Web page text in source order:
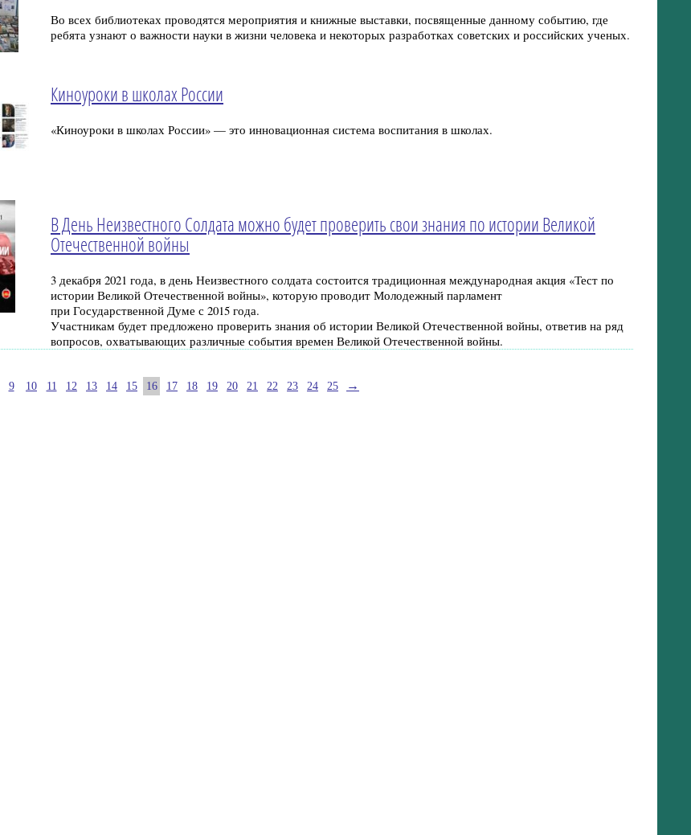
Во всех библиотеках проводятся мероприятия и книжные выставки, посвященные данному событию, где
ребята узнают о важности науки в жизни человека и некоторых разработках советских и российских ученых.
Киноуроки в школах России
«Киноуроки в школах России» — это инновационная система воспитания в школах.
В День Неизвестного Солдата можно будет проверить свои знания по истории Великой
Отечественной войны
3 декабря 2021 года, в день Неизвестного солдата состоится традиционная международная акция «Тест по
истории Великой Отечественной войны», которую проводит Молодежный парламент
при Государственной Думе с 2015 года.
Участникам будет предложено проверить знания об истории Великой Отечественной войны, ответив на ряд
вопросов, охватывающих различные события времен Великой Отечественной войны.
9 10 11 12 13 14 15 16 17 18 19 20 21 22 23 24 25 →